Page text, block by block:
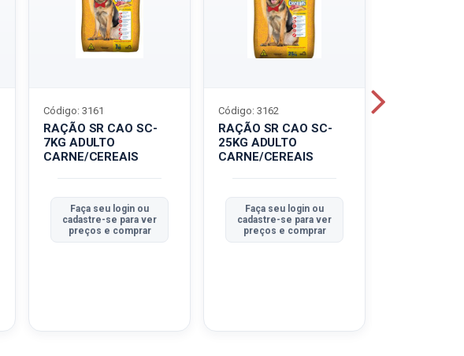
RAÇÃO SR CAO SC-
7KG ADULTO
CARNE/CEREAIS
Código: 3161
Faça seu login ou
cadastre-se para ver
preços e comprar
RAÇÃO SR CAO SC-
25KG ADULTO
CARNE/CEREAIS
Código: 3162
Faça seu login ou
cadastre-se para ver
preços e comprar